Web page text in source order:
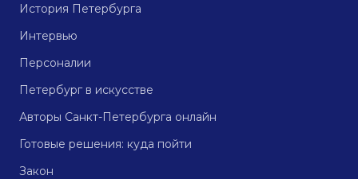
История Петербурга
Интервью
Персоналии
Петербург в искусстве
Авторы Санкт-Петербурга онлайн
Готовые решения: куда пойти
Закон